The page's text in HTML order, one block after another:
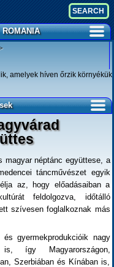
ROMANIA
amelyek híven őrzik környékük
magyar néptánc együttese, a
táncművészet egyik
az, hogy előadásaiban a
feldolgozva, időtálló
szívesen foglalkoznak más
gyermekprodukcióik nagy
így Magyarországon,
Szerbiában és Kínában is,